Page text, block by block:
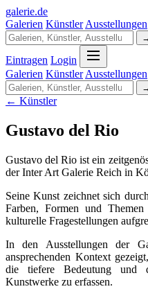
galerie.de
Galerien Künstler Ausstellungen
Eintragen Login
Galerien Künstler Ausstellungen
← Künstler
Gustavo del Rio
Gustavo del Rio ist ein
der Inter Art Galerie Reich in
Seine Kunst zeichnet sich
Farben, Formen und
kulturelle Fragestellungen
In den Ausstellungen der
ansprechenden Kontext
die tiefere Bedeutung und
Kunstwerke zu erfassen.